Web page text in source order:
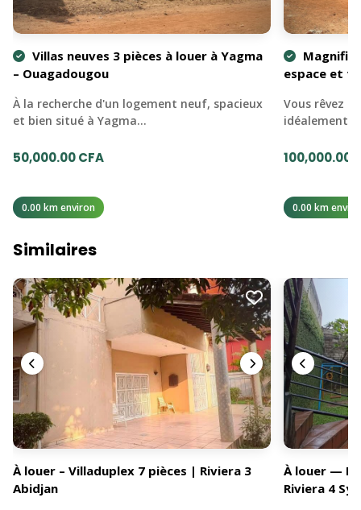
Villas neuves 3 pièces à louer à Yagma
– Ouagadougou
À la recherche d'un logement neuf, spacieux
et bien situé à Yagma…
50,000.00 CFA
0.00 km environ
espace et
Vous rêvez
idéalement
100,000.00
0.00 km
Similaires
À louer – Villaduplex 7 pièces | Riviera 3
Abidjan
À louer —
Riviera 4